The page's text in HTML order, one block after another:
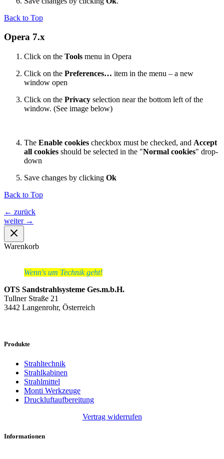
Back to Top
Opera 7.x
Click on the Tools menu in Opera
Click on the Preferences… item in the menu – a new
window open
Click on the Privacy selection near the bottom left of the
window. (See image below)
The Enable cookies checkbox must be checked, and Accept
all cookies should be selected in the "Normal cookies" drop-
down
Save changes by clicking Ok
Back to Top
← zurück
weiter →
Warenkorb
Wenn's um Technik geht!
OTS Sandstrahlsysteme Ges.m.b.H.
Tullner Straße 21
3442 Langenrohr, Österreich
Produkte
Strahltechnik
Strahlkabinen
Strahlmittel
Monti Werkzeuge
Druckluftaufbereitung
Vertrag widerrufen
Informationen